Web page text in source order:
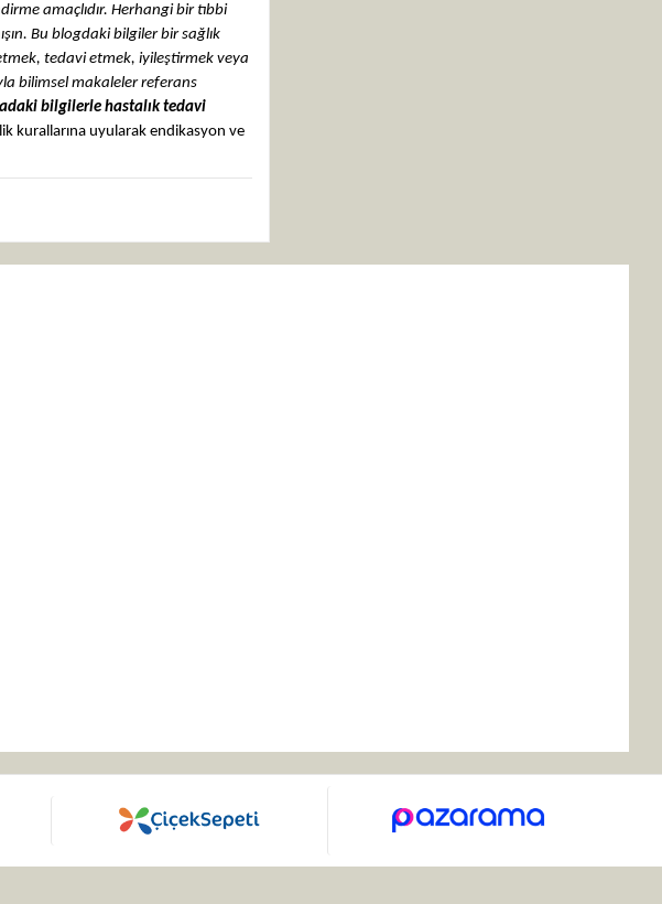
amaçlıdır. Herhangi bir tıbbi
Bu blogdaki bilgiler bir sağlık
tedavi etmek, iyileştirmek veya
bilimsel makaleler referans
bilgilerle hastalık tedavi
kurallarına uyularak endikasyon ve